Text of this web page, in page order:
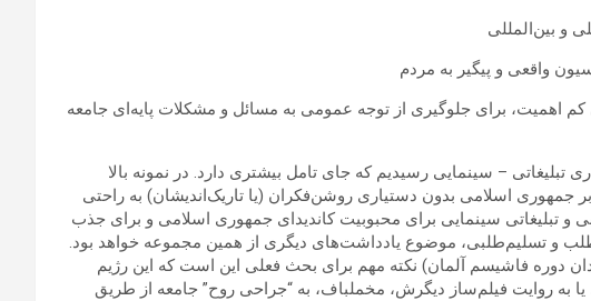
و بین‌المللی
واقعی و پیگیر به مردم
کم اهمیت، برای جلوگیری از توجه عمومی به مسائل و مشکلات پایه‌ای جامعه
تبلیغاتی – سینمایی رسیدیم که جای تامل بیشتری دارد. در نمونه بالا
اسلامی بدون دستیاری روشن‌فکران (یا تاریک‌اندیشان) به راحتی
و تبلیغاتی سینمایی برای محبوبیت کاندیدای جمهوری اسلامی و برای جذب
و تسلیم‌طلبی، موضوع یادداشت‌های دیگری از همین مجموعه خواهد بود.
دوره فاشیسم آلمان) نکته مهم برای بحث فعلی این است که این رژیم
یا به روایت فیلم‌ساز دیگرش، مخملباف، به “جراحی روح” جامعه از طریق